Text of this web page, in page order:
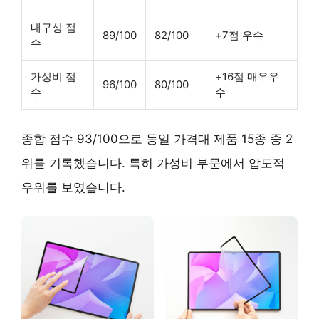
내구성 점
수
89/100 82/100 +7점 우수
가성비 점
수
96/100 80/100
+16점 매우우
수
종합 점수 93/100으로 동일 가격대 제품 15종 중 2
위를 기록했습니다. 특히 가성비 부문에서 압도적
우위를 보였습니다.